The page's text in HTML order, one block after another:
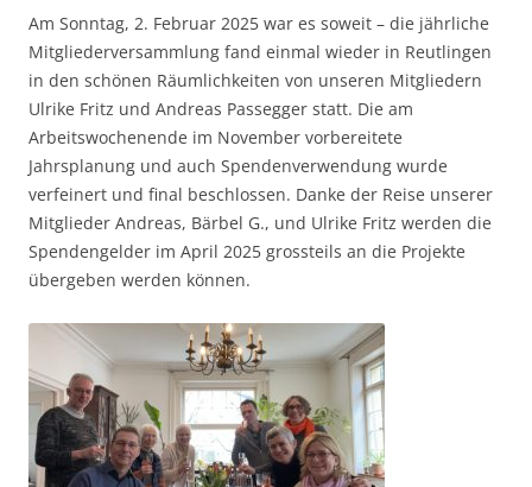
Am Sonntag, 2. Februar 2025 war es soweit – die jährliche
Mitgliederversammlung fand einmal wieder in Reutlingen
in den schönen Räumlichkeiten von unseren Mitgliedern
Ulrike Fritz und Andreas Passegger statt. Die am
Arbeitswochenende im November vorbereitete
Jahrsplanung und auch Spendenverwendung wurde
verfeinert und final beschlossen. Danke der Reise unserer
Mitglieder Andreas, Bärbel G., und Ulrike Fritz werden die
Spendengelder im April 2025 grossteils an die Projekte
übergeben werden können.